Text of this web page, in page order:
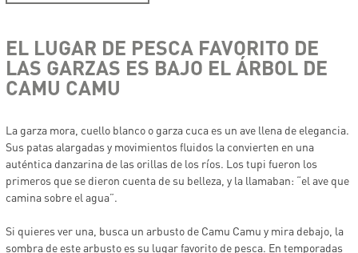
EL LUGAR DE PESCA FAVORITO DE
LAS GARZAS ES BAJO EL ÁRBOL DE
CAMU CAMU
La garza mora, cuello blanco o garza cuca es un ave llena de elegancia.
Sus patas alargadas y movimientos fluidos la convierten en una
auténtica danzarina de las orillas de los ríos. Los tupi fueron los
primeros que se dieron cuenta de su belleza, y la llamaban: “el ave que
camina sobre el agua”.
Si quieres ver una, busca un arbusto de Camu Camu y mira debajo, la
sombra de este arbusto es su lugar favorito de pesca. En temporadas